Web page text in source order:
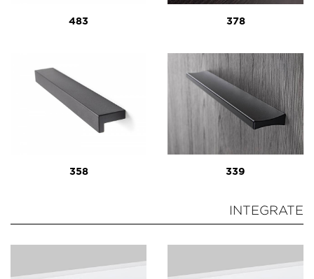
483 378
358 339
INTEGRATE